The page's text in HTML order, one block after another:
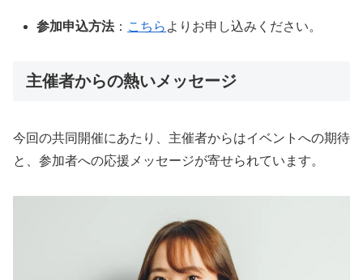
参加申込方法： こちら よりお申し込みください。
主催者からの熱いメッセージ
今回の共同開催にあたり、主催者からはイベントへの期待
と、参加者への応援メッセージが寄せられています。